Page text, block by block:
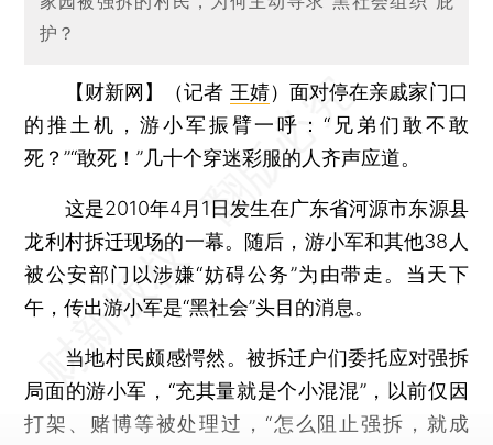
护？
【财新网】（记者 王婧） 面对停在亲戚家门口
的推土机，游小军振臂一呼：“兄弟们敢不敢
死？”“敢死！”几十个穿迷彩服的人齐声应道。
这是2010年4月1日发生在广东省河源市东源县
龙利村拆迁现场的一幕。随后，游小军和其他38人
被公安部门以涉嫌“妨碍公务”为由带走。当天下
午，传出游小军是“黑社会”头目的消息。
当地村民颇感愕然。被拆迁户们委托应对强拆
局面的游小军，“充其量就是个小混混”，以前仅因
打架、赌博等被处理过，“怎么阻止强拆，就成